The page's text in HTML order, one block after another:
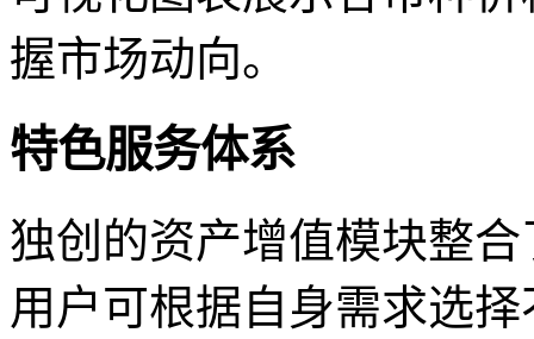
握市场动向。
特色服务体系
独创的资产增值模块整
用户可根据自身需求选